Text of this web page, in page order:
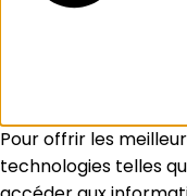
Pour offrir les
technologies telles